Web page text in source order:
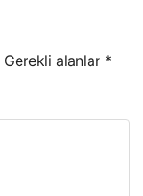
Gerekli alanlar *